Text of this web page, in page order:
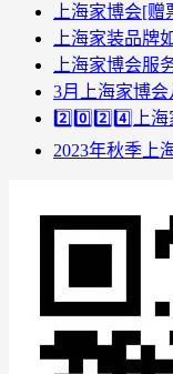
上海家博会[
上海家装品牌
上海家博会服
3月上海家博
2️⃣0️⃣2️⃣4️⃣上
2023年秋季上